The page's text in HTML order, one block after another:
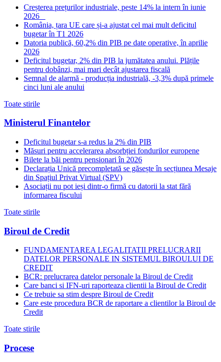
Creșterea prețurilor industriale, peste 14% la intern în iunie
2026
România, țara UE care și-a ajustat cel mai mult deficitul
bugetar în T1 2026
Datoria publică, 60,2% din PIB pe date operative, în aprilie
2026
Deficitul bugetar, 2% din PIB la jumătatea anului. Plățile
pentru dobânzi, mai mari decât ajustarea fiscală
Semnal de alarmă - producția industrială, -3,3% după primele
cinci luni ale anului
Toate stirile
Ministerul Finantelor
Deficitul bugetar s-a redus la 2% din PIB
Măsuri pentru accelerarea absorbției fondurilor europene
Bilete la băi pentru pensionari în 2026
Declarația Unică precompletată se găsește în secțiunea Mesaje
din Spațiul Privat Virtual (SPV)
Asociații nu pot ieși dintr-o firmă cu datorii la stat fără
informarea fiscului
Toate stirile
Biroul de Credit
FUNDAMENTAREA LEGALITATII PRELUCRARII
DATELOR PERSONALE IN SISTEMUL BIROULUI DE
CREDIT
BCR: prelucrarea datelor personale la Biroul de Credit
Care banci si IFN-uri raporteaza clientii la Biroul de Credit
Ce trebuie sa stim despre Biroul de Credit
Care este procedura BCR de raportare a clientilor la Biroul de
Credit
Toate stirile
Procese